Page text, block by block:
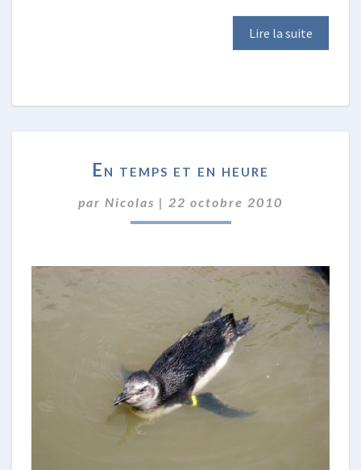
Lire la suite
TEMPS
EN
HEURE
En temps et en heure
par Nicolas | 22 octobre 2010